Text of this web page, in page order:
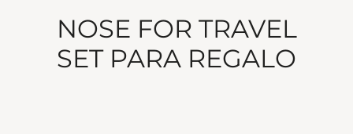
NOSE FOR TRAVEL
SET PARA REGALO